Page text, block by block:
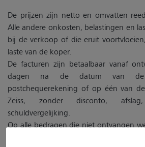
De prijzen zijn netto en omvatten
Alle andere onkosten, belastingen en
bij de verkoop of die eruit
laste van de koper.
De facturen zijn betaalbaar vanaf
dagen na de datum van
postchequerekening of op één van
Zeiss, zonder disconto,
schuldvergelijking.
Op alle bedragen die niet ontvangen